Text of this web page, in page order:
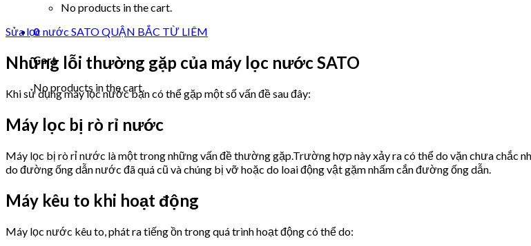
No products in the cart.
0
Cart
No products in the cart.
Sửa lọc nước SATO QUẬN BẮC TỪ LIÊM
Những lỗi thường gặp của máy lọc nước SATO
Khi sử dụng máy lọc nước bạn có thể gặp một số vấn đề sau đây:
Máy lọc bị rò rỉ nước
Máy lọc bị rò rỉ nước là một trong những vấn đề thường gặp.Trường hợp này xảy ra có thể do vặn chưa chắc
do đường ống dẫn nước đã quá cũ và chúng bị vỡ hoặc do loai động vật gặm nhấm cắn đường ống dẫn.
Máy kêu to khi hoạt động
Máy lọc nước kêu to, phát ra tiếng ồn trong quá trình hoạt động có thể do: